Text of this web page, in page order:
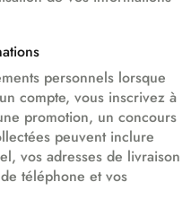
personnels lorsque
compte, vous inscrivez à
promotion, un concours
peuvent inclure
vos adresses de livraison
téléphone et vos